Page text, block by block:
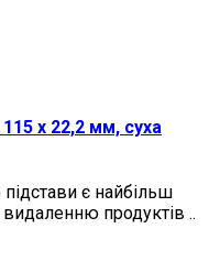
х 22,2 мм, суха
є найбільш
продуктів ..